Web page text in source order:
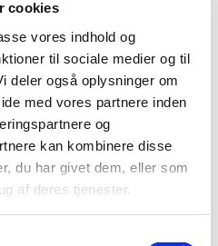
cookies
vores indhold og
til sociale medier og til
deler også oplysninger om
med vores partnere inden
og
kan kombinere disse
du har givet dem, eller som
af deres tjenester.